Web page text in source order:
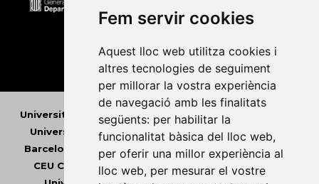
Fem servir cookies
Aquest lloc web utilitza cookies i
altres tecnologies de seguiment
per millorar la vostra experiència
de navegació amb les finalitats
següents: per habilitar la
funcionalitat bàsica del lloc web,
per oferir una millor experiència al
lloc web, per mesurar el vostre
Universitat Abat Oliba CEU •Universitat d'Alacant
Universitat d'Andorra
•
Universitat Autònoma de
Barcelona
Universitat de Barcelona
Universitat
CEU Cardenal Herrera
Universitat de Girona